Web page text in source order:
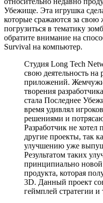
Убежище. Эта игрушка
которые сражаются за
погрузиться в тематику
обратите внимание на
Survival на компьютер.
Студия Long Tech
свою деятельность
приложений.
творения
стала Последнее
время удивлял
решениями и
Разработчик не хотел
другие проекты, так
улучшению уже
Результатом таких
принципиально новой
продукта, которая
3D. Данный проект
геймплей стратегии